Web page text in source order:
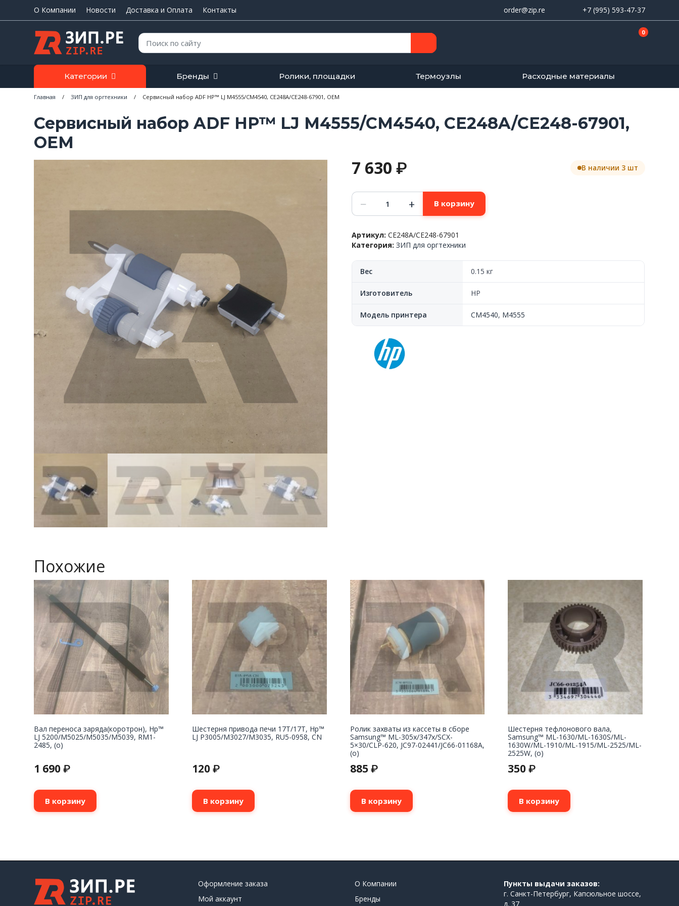
О Компании Новости Доставка и Оплата Контакты order@zip.re +7 (995) 593-47-37
Поиск: 0
Категории Бренды Ролики, площадки Термоузлы Расходные материалы
Главная / ЗИП для оргтехники / Сервисный набор ADF HP™ LJ M4555/CM4540, CE248A/CE248-67901, OEM
Сервисный набор ADF HP™ LJ M4555/CM4540, CE248A/CE248-67901,
OEM
7 630₽ В наличии 3 шт
Количество
товара
Сервисный
ADF
HP™
M4555/CM4540,
CE248A/CE248-
OEM
− + В корзину
Артикул:CE248A/CE248-67901
Категория:ЗИП для оргтехники
Вес 0.15 кг
Изготовитель HP
Модель принтера CM4540, M4555
Похожие
Вал переноса заряда(коротрон), Hp™
LJ 5200/M5025/M5035/M5039, RM1-
2485, (о)
1 690 ₽
В корзину
Шестерня привода печи 17T/17T, Hp™
LJ P3005/M3027/M3035, RU5-0958, CN
120 ₽
В корзину
Ролик захваты из кассеты в сборе
Samsung™ ML-305x/347x/SCX-
5×30/CLP-620, JC97-02441/JC66-01168A,
(o)
885 ₽
В корзину
Шестерня тефлонового вала,
Samsung™ ML-1630/ML-1630S/ML-
1630W/ML-1910/ML-1915/ML-2525/ML-
2525W, (о)
350₽
В корзину
Оформление заказа
Мой аккаунт
О Компании
Бренды
Пункты выдачи заказов:
г. Санкт-Петербург, Капсюльное шоссе,
д. 37